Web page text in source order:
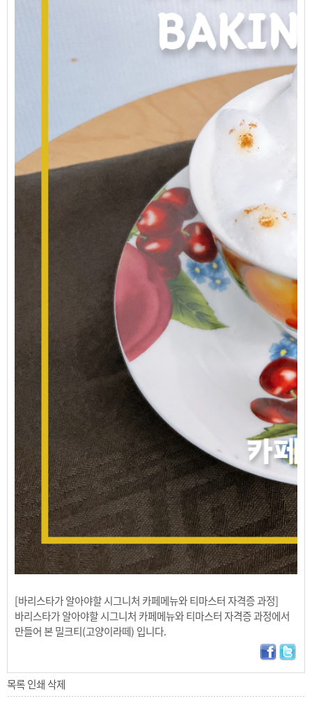
[바리스타가 알아야할 시그니처 카페메뉴와 티마스터 자격증 과정]
바리스타가 알아야할 시그니처 카페메뉴와 티마스터 자격증 과정에서
만들어 본 밀크티(고양이라떼) 입니다.
목록인쇄 삭제